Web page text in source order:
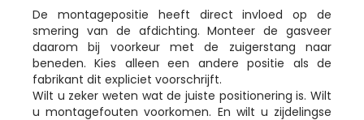
De montagepositie heeft direct invloed op de
smering van de afdichting. Monteer de gasveer
daarom bij voorkeur met de zuigerstang naar
beneden. Kies alleen een andere positie als de
fabrikant dit expliciet voorschrijft.
Wilt u zeker weten wat de juiste positionering is. Wilt
u montagefouten voorkomen. En wilt u zijdelingse